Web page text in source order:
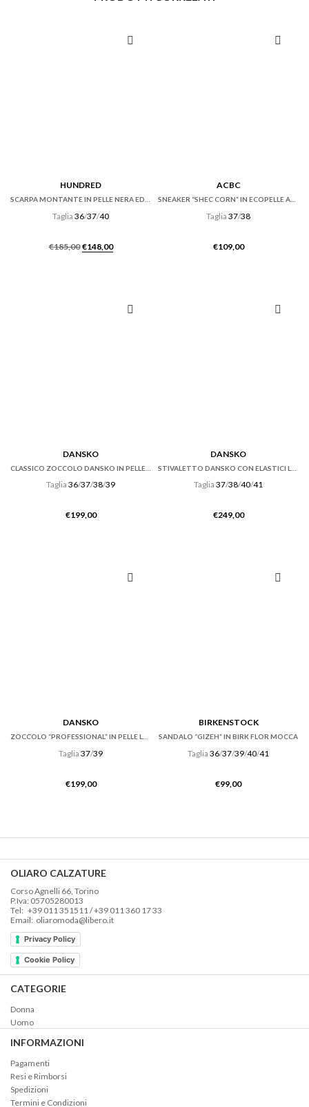
HUNDRED
SCARPA MONTANTE IN PELLE NERA ED ECRU’
Taglia 36/37/40
€185,00 Il
€148,00Il
ACBC
SNEAKER “SHEC CORN” IN ECOPELLE AZZURRA
Taglia 37/38
€109,00
DANSKO
Taglia 36/37/38/39
€199,00
DANSKO
Taglia 37/38/40/41
€249,00
DANSKO
ZOCCOLO “PROFESSIONAL” IN PELLE LUCIDA NERA
Taglia 37/39
€199,00
BIRKENSTOCK
SANDALO “GIZEH” IN BIRK FLOR MOCCA
Taglia 36/37/39/40/41
€99,00
OLIARO CALZATURE
Corso Agnelli 66, Torino
P.Iva: 05705280013
Tel: +39 011 351511 / +39 011 360 17 33
Email: oliaromoda@libero.it
Privacy Policy
Cookie Policy
CATEGORIE
Donna
Uomo
INFORMAZIONI
Pagamenti
Resi e Rimborsi
Spedizioni
Termini e Condizioni